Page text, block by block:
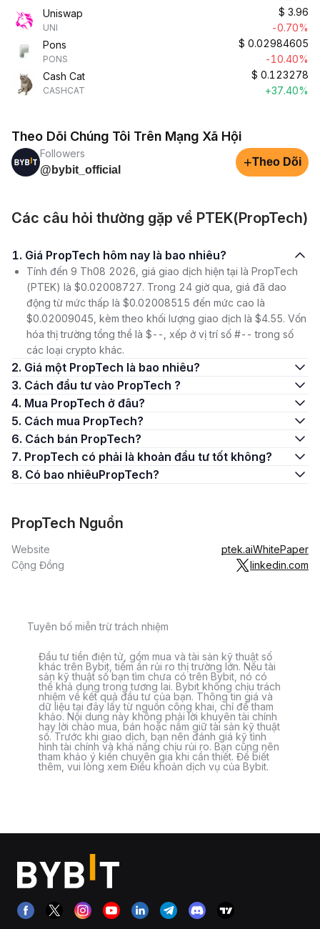
Uniswap
UNI
$ 3.96
-0.70%
Pons
PONS
$ 0.02984605
-10.40%
Cash Cat
CASHCAT
$ 0.123278
+37.40%
Theo Dõi Chúng Tôi Trên Mạng Xã Hội
Followers
@bybit_official
+Theo Dõi
Các câu hỏi thường gặp về PTEK(PropTech)
1. Giá PropTech hôm nay là bao nhiêu?
Tính đến 9 Th08 2026, giá giao dịch hiện tại là PropTech
(PTEK) là $0.02008727. Trong 24 giờ qua, giá đã dao
động từ mức thấp là $0.02008515 đến mức cao là
$0.02009045, kèm theo khối lượng giao dịch là $4.55. Vốn
hóa thị trường tổng thể là $--, xếp ở vị trí số #-- trong số
các loại crypto khác.
2. Giá một PropTech là bao nhiêu?
3. Cách đầu tư vào PropTech ?
4. Mua PropTech ở đâu?
5. Cách mua PropTech?
6. Cách bán PropTech?
7. PropTech có phải là khoản đầu tư tốt không?
8. Có bao nhiêuPropTech?
PropTech Nguồn
Website ptek.aiWhitePaper
Cộng Đồng
linkedin.com
Tuyên bố miễn trừ trách nhiệm
Đầu tư tiền điện tử, gồm mua và tài sản kỹ thuật số
khác trên Bybit, tiềm ẩn rủi ro thị trường lớn. Nếu tài
sản kỹ thuật số bạn tìm chưa có trên Bybit, nó có
thể khả dụng trong tương lai. Bybit không chịu trách
nhiệm về kết quả đầu tư của bạn. Thông tin giá và
dữ liệu tại đây lấy từ nguồn công khai, chỉ để tham
khảo. Nội dung này không phải lời khuyên tài chính
hay lời chào mua, bán hoặc nắm giữ tài sản kỹ thuật
số. Trước khi giao dịch, bạn nên đánh giá kỹ tình
hình tài chính và khả năng chịu rủi ro. Bạn cũng nên
tham khảo ý kiến chuyên gia khi cần thiết. Để biết
thêm, vui lòng xem Điều khoản dịch vụ của Bybit.